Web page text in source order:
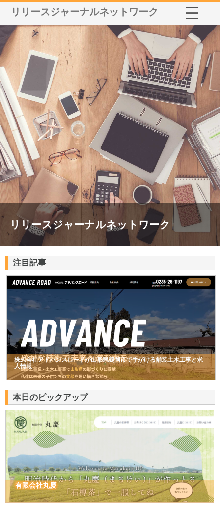
リリースジャーナルネットワーク
リリースジャーナルネットワーク
注目記事
株式会社アドバンスロードが山形県鶴岡市で手がける舗装土木工事と求
人情報
本日のピックアップ
有限会社丸慶